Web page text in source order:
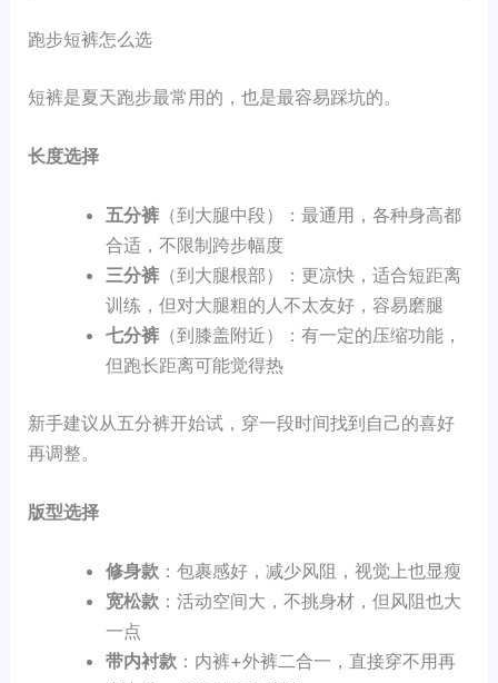
跑步短裤怎么选
短裤是夏天跑步最常用的，也是最容易踩坑的。
长度选择
五分裤（到大腿中段）：最通用，各种身高都
合适，不限制跨步幅度
三分裤（到大腿根部）：更凉快，适合短距离
训练，但对大腿粗的人不太友好，容易磨腿
七分裤（到膝盖附近）：有一定的压缩功能，
但跑长距离可能觉得热
新手建议从五分裤开始试，穿一段时间找到自己的喜好
再调整。
版型选择
修身款：包裹感好，减少风阻，视觉上也显瘦
宽松款：活动空间大，不挑身材，但风阻也大
一点
带内衬款：内裤+外裤二合一，直接穿不用再